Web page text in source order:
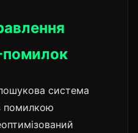
помилок
система
помилкою